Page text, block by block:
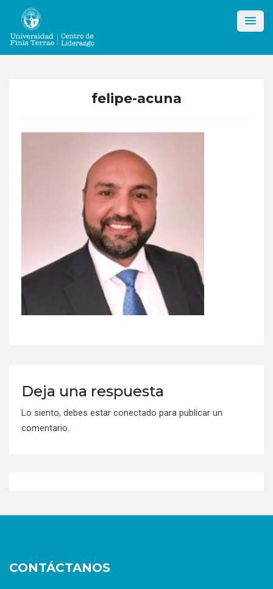
content
felipe-acuna
Deja una respuesta
Lo siento, debes estar conectado para publicar un
comentario.
CONTÁCTANOS